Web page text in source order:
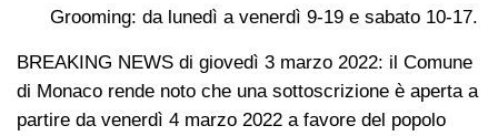
Grooming: da lunedì a venerdì 9-19 e sabato 10-17.
BREAKING NEWS di giovedì 3 marzo 2022: il Comune
di Monaco rende noto che una sottoscrizione è aperta a
partire da venerdì 4 marzo 2022 a favore del popolo